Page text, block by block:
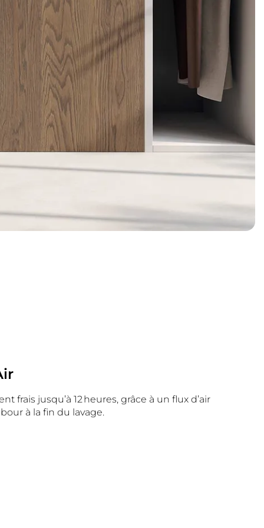
frais jusqu’à 12 heures, grâce à un flux d’air
à la fin du lavage.